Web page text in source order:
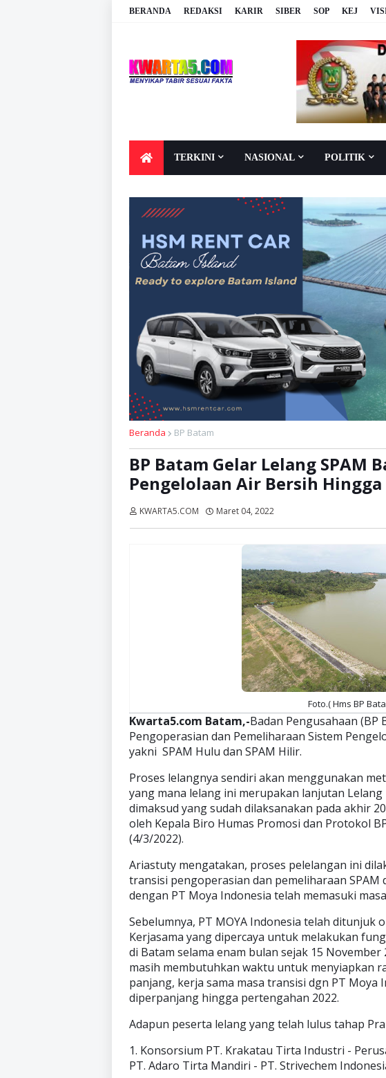
BERANDA REDAKSI KARIR SIBER SOP KEJ
TERKINI NASIONAL POLITIK
Beranda BP Batam
BP Batam Gelar Lelang SPAM
Pengelolaan Air Bersih Hingga
KWARTA5.COM Maret 04, 2022
Foto.( Hms BP
Kwarta5.com Batam,-Badan Pengusahaan (BP
Pengoperasian dan Pemeliharaan Sistem
yakni SPAM Hulu dan SPAM Hilir.
Proses lelangnya sendiri akan menggunakan
yang mana lelang ini merupakan lanjutan
dimaksud yang sudah dilaksanakan pada akhir
oleh Kepala Biro Humas Promosi dan Protokol
(4/3/2022).
Ariastuty mengatakan, proses pelelangan ini
transisi pengoperasian dan pemeliharaan SPAM
dengan PT Moya Indonesia telah memasuki
Sebelumnya, PT MOYA Indonesia telah ditunjuk
Kerjasama yang dipercaya untuk melakukan
di Batam selama enam bulan sejak 15
masih membutuhkan waktu untuk menyiapkan
panjang, kerja sama masa transisi dgn PT Moya
diperpanjang hingga pertengahan 2022.
Adapun peserta lelang yang telah lulus tahap
1. Konsorsium PT. Krakatau Tirta Industri -
PT. Adaro Tirta Mandiri - PT. Strivechem